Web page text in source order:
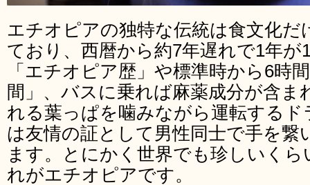
エチオピアの独特な伝統は食文化
ており、西暦から約7年遅れで1年が
「エチオピア歴」や標準時から6時
間」、バスに乗れば麻薬成分が含ま
れる葉っぱを噛みながら運転する
は友情の証として男性同士で手を繋
ます。とにかく世界でも珍しいく
れがエチオピアです。